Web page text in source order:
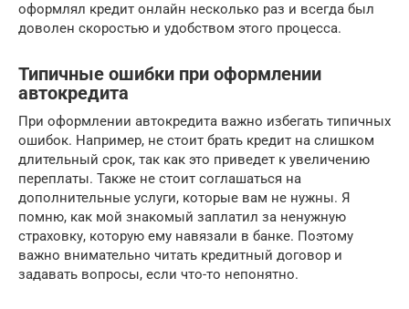
оформлял кредит онлайн несколько раз и всегда был
доволен скоростью и удобством этого процесса.
Типичные ошибки при оформлении
автокредита
При оформлении автокредита важно избегать типичных
ошибок. Например, не стоит брать кредит на слишком
длительный срок, так как это приведет к увеличению
переплаты. Также не стоит соглашаться на
дополнительные услуги, которые вам не нужны. Я
помню, как мой знакомый заплатил за ненужную
страховку, которую ему навязали в банке. Поэтому
важно внимательно читать кредитный договор и
задавать вопросы, если что-то непонятно.